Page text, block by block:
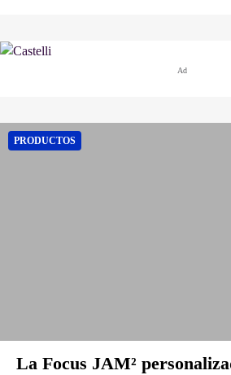
Ad
PRODUCTOS
La Focus JAM²